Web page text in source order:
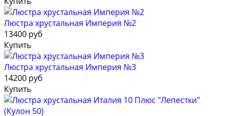
Люстра хрустальная Империя №2
13400 руб
Купить
Люстра хрустальная Империя №3
14200 руб
Купить